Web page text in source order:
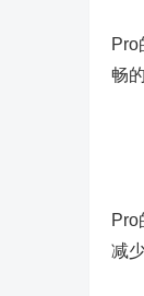
除
Pro
畅
Pro
减